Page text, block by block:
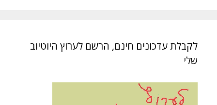
לקבלת עדכונים חינם, הרשם לערוץ היוטיוב
שלי